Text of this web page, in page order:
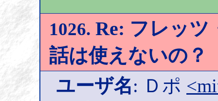
1026. Re: フレッツ
話は使えないの？
ユーザ名: Ｄポ